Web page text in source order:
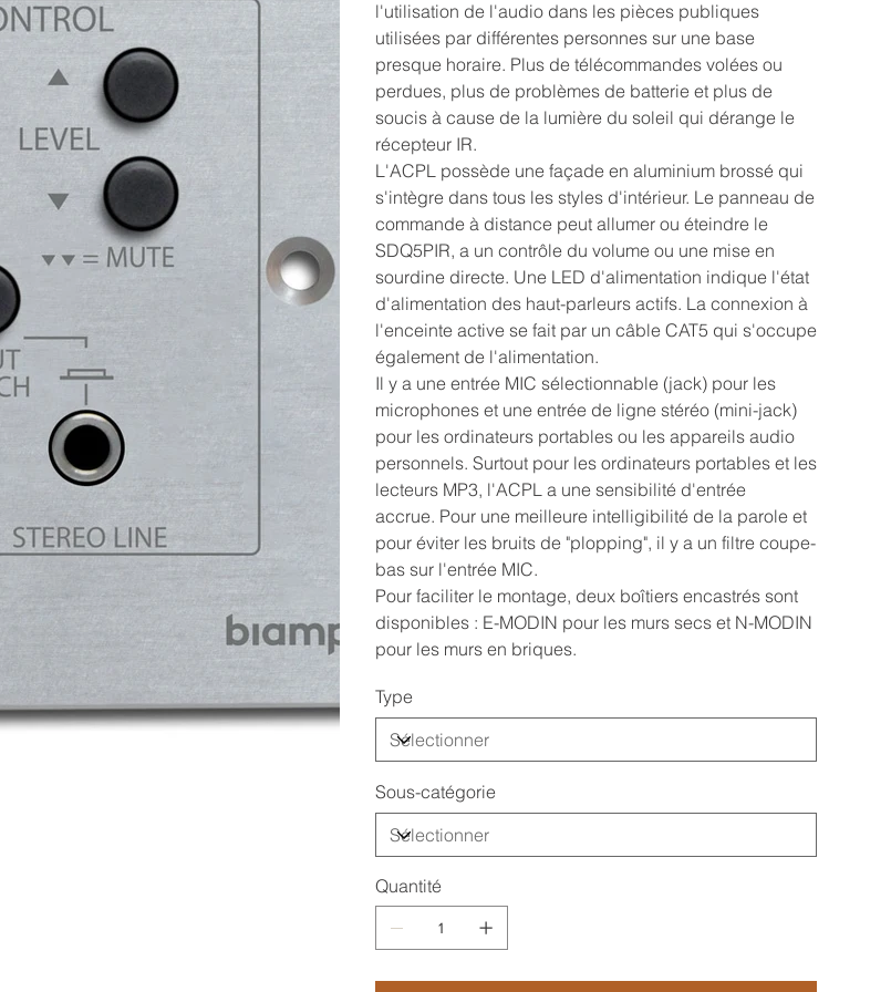
l'utilisation de l'audio dans les pièces publiques
utilisées par différentes personnes sur une base
presque horaire. Plus de télécommandes volées ou
perdues, plus de problèmes de batterie et plus de
soucis à cause de la lumière du soleil qui dérange le
récepteur IR.
L'ACPL possède une façade en aluminium brossé qui
s'intègre dans tous les styles d'intérieur. Le panneau de
commande à distance peut allumer ou éteindre le
SDQ5PIR, a un contrôle du volume ou une mise en
sourdine directe. Une LED d'alimentation indique l'état
d'alimentation des haut-parleurs actifs. La connexion à
l'enceinte active se fait par un câble CAT5 qui s'occupe
également de l'alimentation.
Il y a une entrée MIC sélectionnable (jack) pour les
microphones et une entrée de ligne stéréo (mini-jack)
pour les ordinateurs portables ou les appareils audio
personnels. Surtout pour les ordinateurs portables et les
lecteurs MP3, l'ACPL a une sensibilité d'entrée
accrue. Pour une meilleure intelligibilité de la parole et
pour éviter les bruits de "plopping", il y a un filtre coupe-
bas sur l'entrée MIC.
Pour faciliter le montage, deux boîtiers encastrés sont
disponibles : E-MODIN pour les murs secs et N-MODIN
pour les murs en briques.
Type
Sous-catégorie
Quantité